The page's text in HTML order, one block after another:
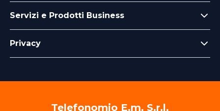
Servizi e Prodotti Business
Privacy
Telefonomio E.m. S.r.l.